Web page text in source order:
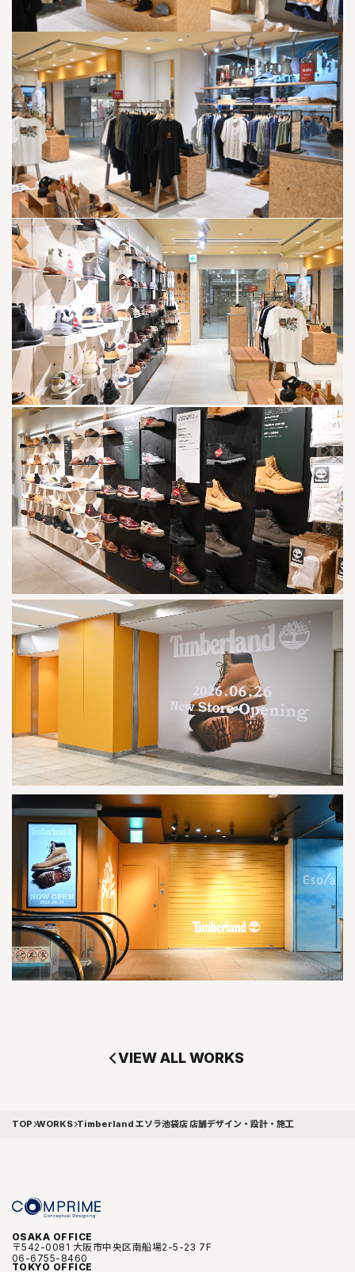
VIEW ALL WORKS
TOP WORKS Timberland エソラ池袋店 店舗デザイン・設計・施工
OSAKA OFFICE
〒542-0081 大阪市中央区南船場2-5-23 7F
06-6755-8460
TOKYO OFFICE